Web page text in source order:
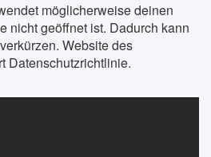
möglicherweise deinen
nicht geöffnet ist. Dadurch kann
Website des
Datenschutzrichtlinie.